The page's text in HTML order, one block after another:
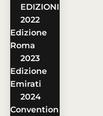
EDIZIONI
2022
Edizione
Roma
2023
Edizione
Emirati
2024
Convention